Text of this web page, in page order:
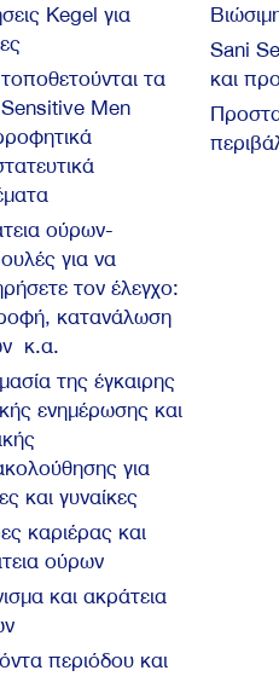
Kegel για
τα
Men
ούρων-
για να
τον έλεγχο:
κατανάλωση
κ.α.
της έγκαιρης
ενημέρωσης και
για
και γυναίκες
καριέρας και
ούρων
και ακράτεια
περιόδου και
Sani
και